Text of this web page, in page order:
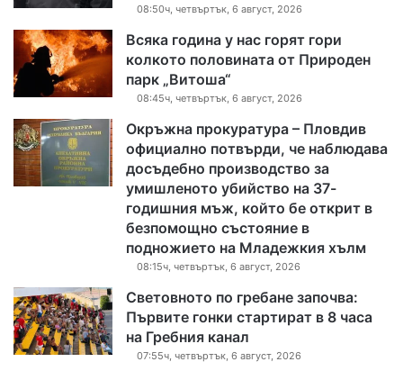
08:50ч, четвъртък, 6 август, 2026
Всяка година у нас горят гори
колкото половината от Природен
парк „Витоша“
08:45ч, четвъртък, 6 август, 2026
Окръжна прокуратура – Пловдив
официално потвърди, че наблюдава
досъдебно производство за
умишленото убийство на 37-
годишния мъж, който бе открит в
безпомощно състояние в
подножието на Младежкия хълм
08:15ч, четвъртък, 6 август, 2026
Световното по гребане започва:
Първите гонки стартират в 8 часа
на Гребния канал
07:55ч, четвъртък, 6 август, 2026